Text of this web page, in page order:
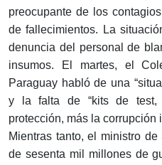
preocupante de los
de fallecimientos. La
denuncia del personal de
insumos. El martes, el
Paraguay habló de una
y la falta de “kits de test,
protección, más la corrupción
Mientras tanto, el ministro
de sesenta mil millones de